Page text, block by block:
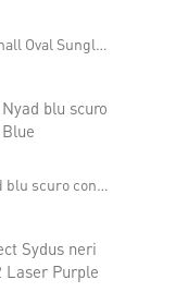
Occhiali da sole da donna Varley Bethnall Oval Sunglasses
Occhiali polarizzati Rudy Project Nyad blu scuro con lenti Polar 3FX HDR Multilaser Blue